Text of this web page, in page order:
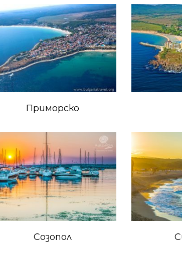
Приморско
Созопол